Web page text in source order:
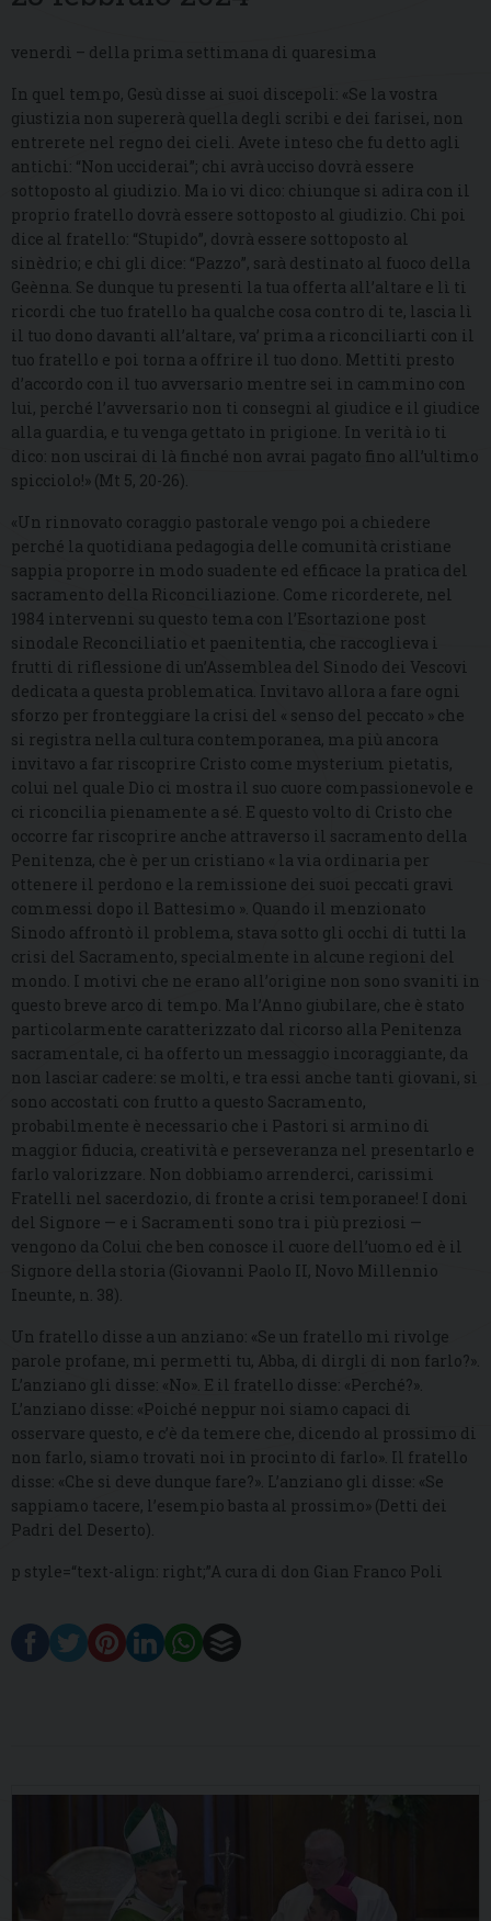
venerdì – della prima settimana di quaresima
In quel tempo, Gesù disse ai suoi discepoli: «Se la vostra
giustizia non supererà quella degli scribi e dei farisei, non
entrerete nel regno dei cieli. Avete inteso che fu detto agli
antichi: “Non ucciderai”; chi avrà ucciso dovrà essere
sottoposto al giudizio. Ma io vi dico: chiunque si adira con il
proprio fratello dovrà essere sottoposto al giudizio. Chi poi
dice al fratello: “Stupido”, dovrà essere sottoposto al
sinèdrio; e chi gli dice: “Pazzo”, sarà destinato al fuoco della
Geènna. Se dunque tu presenti la tua offerta all’altare e lì ti
ricordi che tuo fratello ha qualche cosa contro di te, lascia lì
il tuo dono davanti all’altare, va’ prima a riconciliarti con il
tuo fratello e poi torna a offrire il tuo dono. Mettiti presto
d’accordo con il tuo avversario mentre sei in cammino con
lui, perché l’avversario non ti consegni al giudice e il giudice
alla guardia, e tu venga gettato in prigione. In verità io ti
dico: non uscirai di là finché non avrai pagato fino all’ultimo
spicciolo!» (Mt 5, 20-26).
«Un rinnovato coraggio pastorale vengo poi a chiedere
perché la quotidiana pedagogia delle comunità cristiane
sappia proporre in modo suadente ed efficace la pratica del
sacramento della Riconciliazione. Come ricorderete, nel
1984 intervenni su questo tema con l’Esortazione post
sinodale Reconciliatio et paenitentia, che raccoglieva i
frutti di riflessione di un’Assemblea del Sinodo dei Vescovi
dedicata a questa problematica. Invitavo allora a fare ogni
sforzo per fronteggiare la crisi del « senso del peccato » che
si registra nella cultura contemporanea, ma più ancora
invitavo a far riscoprire Cristo come mysterium pietatis,
colui nel quale Dio ci mostra il suo cuore compassionevole e
ci riconcilia pienamente a sé. E questo volto di Cristo che
occorre far riscoprire anche attraverso il sacramento della
Penitenza, che è per un cristiano « la via ordinaria per
ottenere il perdono e la remissione dei suoi peccati gravi
commessi dopo il Battesimo ». Quando il menzionato
Sinodo affrontò il problema, stava sotto gli occhi di tutti la
crisi del Sacramento, specialmente in alcune regioni del
mondo. I motivi che ne erano all’origine non sono svaniti in
questo breve arco di tempo. Ma l’Anno giubilare, che è stato
particolarmente caratterizzato dal ricorso alla Penitenza
sacramentale, ci ha offerto un messaggio incoraggiante, da
non lasciar cadere: se molti, e tra essi anche tanti giovani, si
sono accostati con frutto a questo Sacramento,
probabilmente è necessario che i Pastori si armino di
maggior fiducia, creatività e perseveranza nel presentarlo e
farlo valorizzare. Non dobbiamo arrenderci, carissimi
Fratelli nel sacerdozio, di fronte a crisi temporanee! I doni
del Signore — e i Sacramenti sono tra i più preziosi —
vengono da Colui che ben conosce il cuore dell’uomo ed è il
Signore della storia (Giovanni Paolo II, Novo Millennio
Ineunte, n. 38).
Un fratello disse a un anziano: «Se un fratello mi rivolge
parole profane, mi permetti tu, Abba, di dirgli di non farlo?».
L’anziano gli disse: «No». E il fratello disse: «Perché?».
L’anziano disse: «Poiché neppur noi siamo capaci di
osservare questo, e c’è da temere che, dicendo al prossimo di
non farlo, siamo trovati noi in procinto di farlo». Il fratello
disse: «Che si deve dunque fare?». L’anziano gli disse: «Se
sappiamo tacere, l’esempio basta al prossimo» (Detti dei
Padri del Deserto).
p style=“text-align: right;”A cura di don Gian Franco Poli